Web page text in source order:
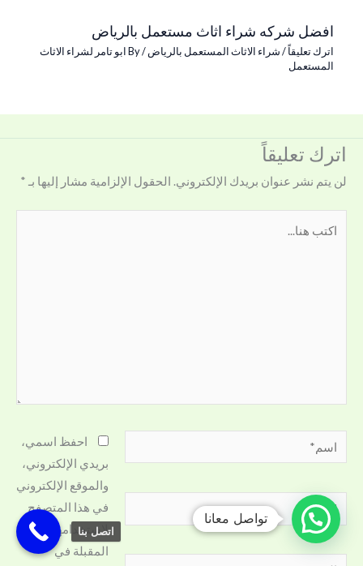
افضل شركه شراء اثاث مستعمل بالرياض
اترك تعليقاً/شراء الاثاث المستعمل بالرياض/ By
ابو تامر لشراء الاثاث
المستعمل
اترك تعليقاً
لن يتم نشر عنوان بريدك الإلكتروني. الحقول الإلزامية مشار إليها بـ *
اسم*
Email*
احفظ اسمي،
بريدي الإلكتروني،
والموقع الإلكتروني
في هذا المتصفح
لاستخدامها المرة
المقبلة في
تواصل معانا
اتصل بنا